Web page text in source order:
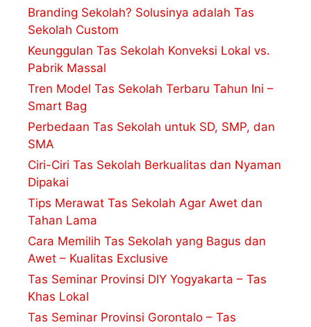
Branding Sekolah? Solusinya adalah Tas
Sekolah Custom
Keunggulan Tas Sekolah Konveksi Lokal vs.
Pabrik Massal
Tren Model Tas Sekolah Terbaru Tahun Ini –
Smart Bag
Perbedaan Tas Sekolah untuk SD, SMP, dan
SMA
Ciri-Ciri Tas Sekolah Berkualitas dan Nyaman
Dipakai
Tips Merawat Tas Sekolah Agar Awet dan
Tahan Lama
Cara Memilih Tas Sekolah yang Bagus dan
Awet – Kualitas Exclusive
Tas Seminar Provinsi DIY Yogyakarta – Tas
Khas Lokal
Tas Seminar Provinsi Gorontalo – Tas